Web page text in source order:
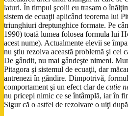
laturi. În timpul şcolii eu trasam o
sistem de ecuaţii aplicând teorema lui
triunghiuri dreptunghice formate. Pe
1990) toată lumea folosea formula lui
acest nume). Actualmente elevii se
nu ştiu rezolva această problemă şi cei
De gândit, nu mai gândeşte nimeni.
Pitagora şi sistemul de ecuaţii, dar
antrenezi în gândire. Dimpotrivă,
comportament şi un efect clar de cutie
nu pricepi nimic ce se întâmplă, iar în
Sigur că o astfel de rezolvare o uiţi